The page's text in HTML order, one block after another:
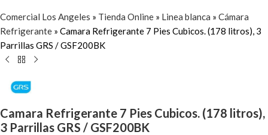
Comercial Los Angeles » Tienda Online » Linea blanca » Cámara
Refrigerante » Camara Refrigerante 7 Pies Cubicos. (178 litros), 3
Parrillas GRS / GSF200BK
Camara Refrigerante 7 Pies Cubicos. (178 litros),
3 Parrillas GRS / GSF200BK